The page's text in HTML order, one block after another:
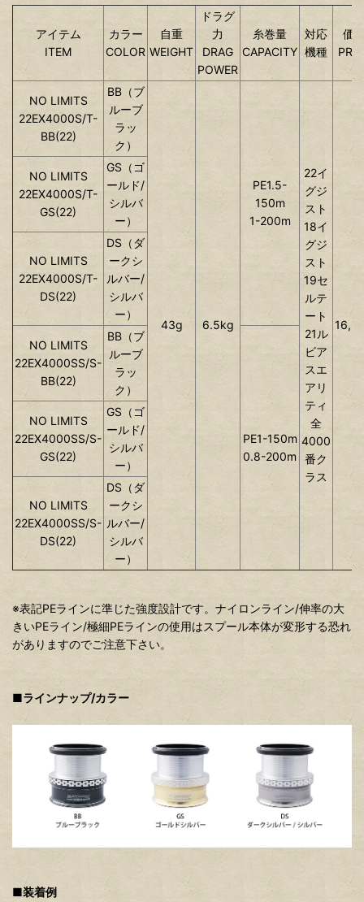
アイテム
ITEM
カラー
COLOR
自重
WEIGHT
ドラグ
力
DRAG
POWER
糸巻量
CAPACITY
対応
機種
価
NO LIMITS
22EX4000S/T-
BB(22)
BB（ブ
ルーブ
ラッ
ク）
43g 6.5kg
PE1.5-
150m
1-200m
22イ
グジ
スト
18イ
グジ
スト
19セ
ルテ
ート
21ル
ビア
スエ
アリ
ティ
全
4000
番ク
ラス
NO LIMITS
22EX4000S/T-
GS(22)
GS（ゴ
ールド/
シルバ
ー）
NO LIMITS
22EX4000S/T-
DS(22)
DS（ダ
ークシ
ルバー/
シルバ
ー）
NO LIMITS
22EX4000SS/S-
BB(22)
BB（ブ
ルーブ
ラッ
ク）
PE1-150m
0.8-200m
NO LIMITS
22EX4000SS/S-
GS(22)
GS（ゴ
ールド/
シルバ
ー）
NO LIMITS
22EX4000SS/S-
DS(22)
DS（ダ
ークシ
ルバー/
シルバ
ー）
※表記PEラインに準じた強度設計です。ナイロンライン/伸率の大
きいPEライン/極細PEラインの使用はスプール本体が変形する恐れ
がありますのでご注意下さい。
■ラインナップ/カラー
■装着例